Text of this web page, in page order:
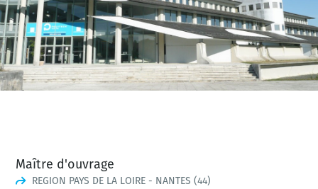
Maître d'ouvrage
REGION PAYS DE LA LOIRE - NANTES (44)